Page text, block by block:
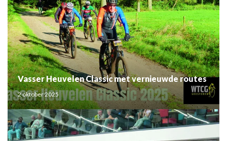
Vasser Heuvelen Classic met vernieuwde routes
2 oktober 2025